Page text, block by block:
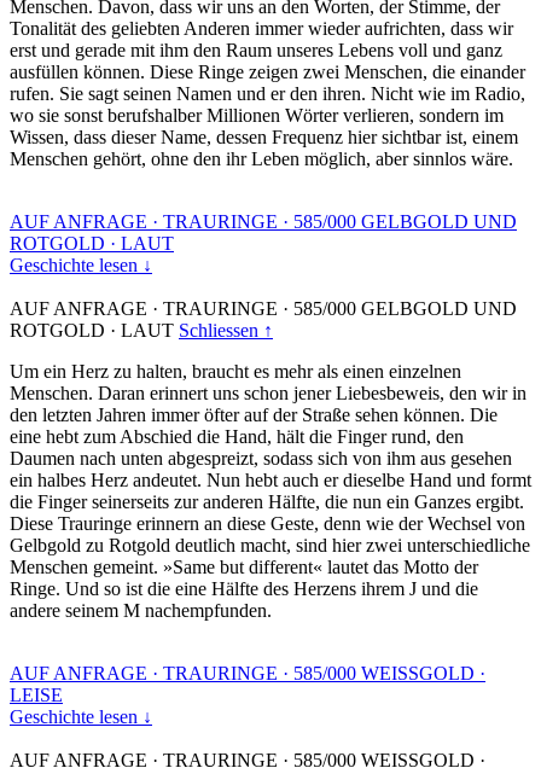
Menschen. Davon, dass wir uns an den Worten, der Stimme, der
Tonalität des geliebten Anderen immer wieder aufrichten, dass wir
erst und gerade mit ihm den Raum unseres Lebens voll und ganz
ausfüllen können. Diese Ringe zeigen zwei Menschen, die einander
rufen. Sie sagt seinen Namen und er den ihren. Nicht wie im Radio,
wo sie sonst berufshalber Millionen Wörter verlieren, sondern im
Wissen, dass dieser Name, dessen Frequenz hier sichtbar ist, einem
Menschen gehört, ohne den ihr Leben möglich, aber sinnlos wäre.
AUF ANFRAGE · TRAURINGE · 585/000 GELBGOLD UND
ROTGOLD · LAUT
Geschichte lesen ↓
AUF ANFRAGE · TRAURINGE · 585/000 GELBGOLD UND
ROTGOLD · LAUT Schliessen ↑
Um ein Herz zu halten, braucht es mehr als einen einzelnen
Menschen. Daran erinnert uns schon jener Liebesbeweis, den wir in
den letzten Jahren immer öfter auf der Straße sehen können. Die
eine hebt zum Abschied die Hand, hält die Finger rund, den
Daumen nach unten abgespreizt, sodass sich von ihm aus gesehen
ein halbes Herz andeutet. Nun hebt auch er dieselbe Hand und formt
die Finger seinerseits zur anderen Hälfte, die nun ein Ganzes ergibt.
Diese Trauringe erinnern an diese Geste, denn wie der Wechsel von
Gelbgold zu Rotgold deutlich macht, sind hier zwei unterschiedliche
Menschen gemeint. »Same but different« lautet das Motto der
Ringe. Und so ist die eine Hälfte des Herzens ihrem J und die
andere seinem M nachempfunden.
AUF ANFRAGE · TRAURINGE · 585/000 WEISSGOLD ·
LEISE
Geschichte lesen ↓
AUF ANFRAGE · TRAURINGE · 585/000 WEISSGOLD ·